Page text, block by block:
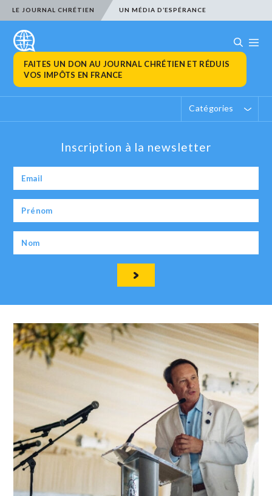
LE JOURNAL CHRÉTIEN UN MÉDIA D’ESPÉRANCE
FAITES UN DON AU JOURNAL CHRÉTIEN ET RÉDUIS
VOS IMPÔTS EN FRANCE
Catégories
Inscription à la newsletter